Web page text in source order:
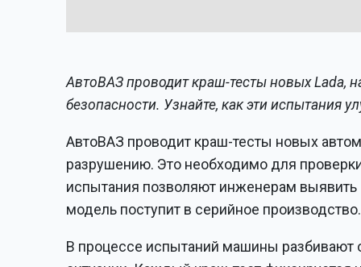
АвтоВАЗ проводит краш-тесты новых Lada,
безопасности. Узнайте, как эти испытания
АвтоВАЗ проводит краш-тесты новых
разрушению. Это необходимо для
испытания позволяют инженерам
модель поступит в серийное
В процессе испытаний машины разбивают